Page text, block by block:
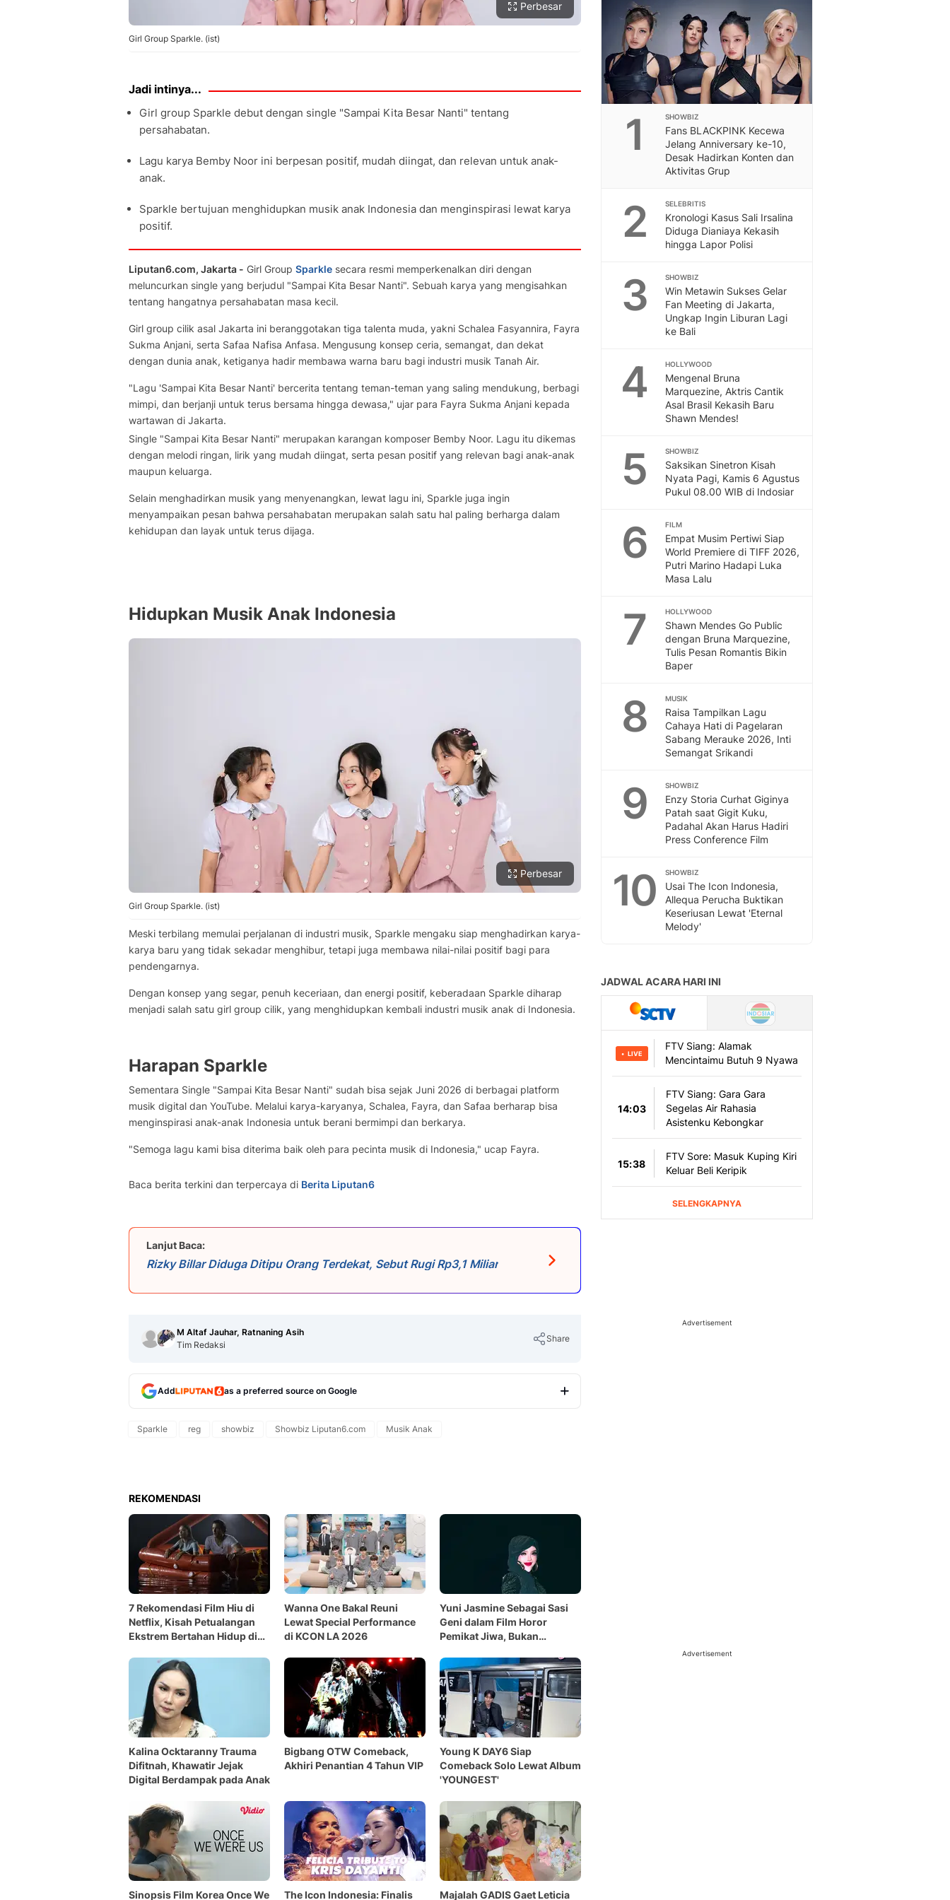
Perbesar
Girl Group Sparkle. (ist)
Jadi intinya...
Girl group Sparkle debut dengan single "Sampai Kita Besar Nanti" tentang
persahabatan.
Lagu karya Bemby Noor ini berpesan positif, mudah diingat, dan relevan untuk anak-
anak.
Sparkle bertujuan menghidupkan musik anak Indonesia dan menginspirasi lewat karya
positif.
Liputan6.com, Jakarta - Girl Group Sparkle secara resmi memperkenalkan diri dengan
meluncurkan single yang berjudul "Sampai Kita Besar Nanti". Sebuah karya yang mengisahkan
tentang hangatnya persahabatan masa kecil.
Girl group cilik asal Jakarta ini beranggotakan tiga talenta muda, yakni Schalea Fasyannira, Fayra
Sukma Anjani, serta Safaa Nafisa Anfasa. Mengusung konsep ceria, semangat, dan dekat
dengan dunia anak, ketiganya hadir membawa warna baru bagi industri musik Tanah Air.
"Lagu 'Sampai Kita Besar Nanti' bercerita tentang teman-teman yang saling mendukung, berbagi
mimpi, dan berjanji untuk terus bersama hingga dewasa," ujar para Fayra Sukma Anjani kepada
wartawan di Jakarta.
Single "Sampai Kita Besar Nanti" merupakan karangan komposer Bemby Noor. Lagu itu dikemas
dengan melodi ringan, lirik yang mudah diingat, serta pesan positif yang relevan bagi anak-anak
maupun keluarga.
Selain menghadirkan musik yang menyenangkan, lewat lagu ini, Sparkle juga ingin
menyampaikan pesan bahwa persahabatan merupakan salah satu hal paling berharga dalam
kehidupan dan layak untuk terus dijaga.
Hidupkan Musik Anak Indonesia
Perbesar
Girl Group Sparkle. (ist)
Meski terbilang memulai perjalanan di industri musik, Sparkle mengaku siap menghadirkan karya-
karya baru yang tidak sekadar menghibur, tetapi juga membawa nilai-nilai positif bagi para
pendengarnya.
Dengan konsep yang segar, penuh keceriaan, dan energi positif, keberadaan Sparkle diharap
menjadi salah satu girl group cilik, yang menghidupkan kembali industri musik anak di Indonesia.
Harapan Sparkle
Sementara Single "Sampai Kita Besar Nanti" sudah bisa sejak Juni 2026 di berbagai platform
musik digital dan YouTube. Melalui karya-karyanya, Schalea, Fayra, dan Safaa berharap bisa
menginspirasi anak-anak Indonesia untuk berani bermimpi dan berkarya.
"Semoga lagu kami bisa diterima baik oleh para pecinta musik di Indonesia," ucap Fayra.
Baca berita terkini dan terpercaya di Berita Liputan6
Lanjut Baca:
Rizky Billar Diduga Ditipu Orang Terdekat, Sebut Rugi Rp3,1 Miliar
M Altaf Jauhar, Ratnaning Asih
Tim Redaksi
Share
Add as a preferred source on Google
Sparkle reg showbiz Showbiz Liputan6.com Musik Anak
REKOMENDASI
7 Rekomendasi Film Hiu di
Netflix, Kisah Petualangan
Ekstrem Bertahan Hidup di
Wanna One Bakal Reuni
Lewat Special Performance
di KCON LA 2026
Yuni Jasmine Sebagai Sasi
Geni dalam Film Horor
Pemikat Jiwa, Bukan
Kalina Ocktaranny Trauma
Difitnah, Khawatir Jejak
Digital Berdampak pada Anak
Bigbang OTW Comeback,
Akhiri Penantian 4 Tahun VIP
Young K DAY6 Siap
Comeback Solo Lewat Album
'YOUNGEST'
Sinopsis Film Korea Once We The Icon Indonesia: Finalis Majalah GADIS Gaet Leticia
1 SHOWBIZ
Fans BLACKPINK Kecewa
Jelang Anniversary ke-10,
Desak Hadirkan Konten dan
Aktivitas Grup
2 SELEBRITIS
Kronologi Kasus Sali Irsalina
Diduga Dianiaya Kekasih
hingga Lapor Polisi
3 SHOWBIZ
Win Metawin Sukses Gelar
Fan Meeting di Jakarta,
Ungkap Ingin Liburan Lagi
ke Bali
4 HOLLYWOOD
Mengenal Bruna
Marquezine, Aktris Cantik
Asal Brasil Kekasih Baru
Shawn Mendes!
5 SHOWBIZ
Saksikan Sinetron Kisah
Nyata Pagi, Kamis 6 Agustus
Pukul 08.00 WIB di Indosiar
6 FILM
Empat Musim Pertiwi Siap
World Premiere di TIFF 2026,
Putri Marino Hadapi Luka
Masa Lalu
7 HOLLYWOOD
Shawn Mendes Go Public
dengan Bruna Marquezine,
Tulis Pesan Romantis Bikin
Baper
8 MUSIK
Raisa Tampilkan Lagu
Cahaya Hati di Pagelaran
Sabang Merauke 2026, Inti
Semangat Srikandi
9 SHOWBIZ
Enzy Storia Curhat Giginya
Patah saat Gigit Kuku,
Padahal Akan Harus Hadiri
Press Conference Film
10 SHOWBIZ
Usai The Icon Indonesia,
Allequa Perucha Buktikan
Keseriusan Lewat 'Eternal
Melody'
Advertisement
Advertisement